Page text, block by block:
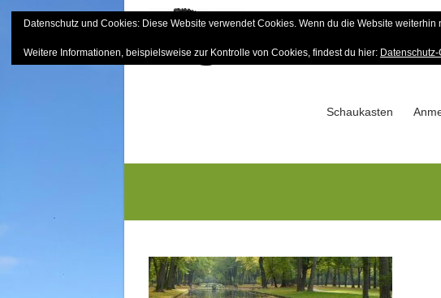
to
Bayerischer
Sektion Mitterfels e.V. – Seit 1963
Schaukasten
Datenschutz und Cookies: Diese Website verwendet Cookies. Wenn du die Website
Weitere Informationen, beispielsweise zur Kontrolle von Cookies, findest du hier: